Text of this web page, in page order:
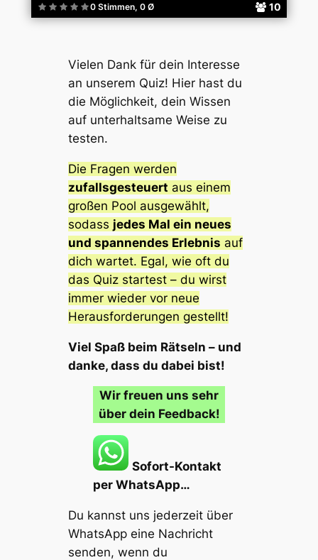
0 Stimmen, 0 Ø 10
Vielen Dank für dein Interesse
an unserem Quiz! Hier hast du
die Möglichkeit, dein Wissen
auf unterhaltsame Weise zu
testen.
Die Fragen werden
zufallsgesteuert aus einem
großen Pool ausgewählt,
sodass jedes Mal ein neues
und spannendes Erlebnis auf
dich wartet. Egal, wie oft du
das Quiz startest – du wirst
immer wieder vor neue
Herausforderungen gestellt!
Viel Spaß beim Rätseln – und
danke, dass du dabei bist!
Wir freuen uns sehr
über dein Feedback!
Sofort-Kontakt
per WhatsApp…
Du kannst uns jederzeit über
WhatsApp eine Nachricht
senden, wenn du